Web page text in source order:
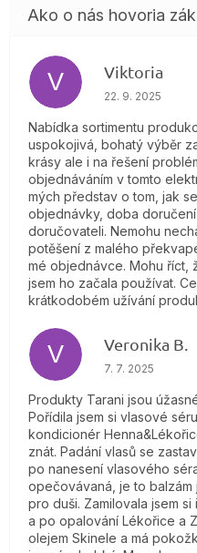
V Viktoria
Hodnotenie
22. 9. 2025
Nabídka sortimentu
uspokojivá, bohatý výběr
krásy ale i na řešení
objednáváním v tomto
mých představ o tom, jak
objednávky, doba
doručovateli. Nemohu
potěšení z malého
mé objednávce. Mohu říct,
jsem ho začala používat.
krátkodobém užívání
V Veronika B.
Hodnotenie
7. 7. 2025
Produkty Tarani jsou
Pořídila jsem si vlasové
kondicionér
znát. Padání vlasů se
po nanesení vlasového
opečovávaná, je to
pro duši. Zamilovala jsem
a po opalování Lékořice a
olejem Skinele a má